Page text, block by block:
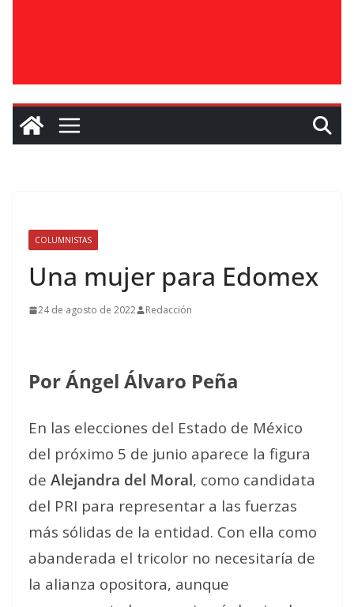
COLUMNISTAS
Una mujer para Edomex
24 de agosto de 2022 Redacción
Por Ángel Álvaro Peña
En las elecciones del Estado de México
del próximo 5 de junio aparece la figura
de Alejandra del Moral, como candidata
del PRI para representar a las fuerzas
más sólidas de la entidad. Con ella como
abanderada el tricolor no necesitaría de
la alianza opositora, aunque